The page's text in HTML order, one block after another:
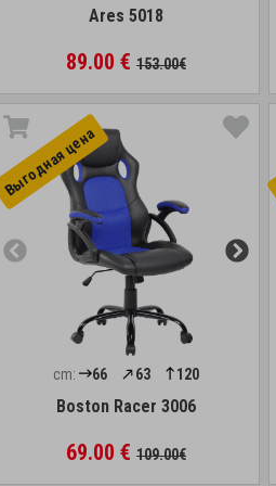
Ares 5018
89.00 € 153.00€
Выгоднaя цена
cm: 66 63 120
Boston Racer 3006
69.00 € 109.00€